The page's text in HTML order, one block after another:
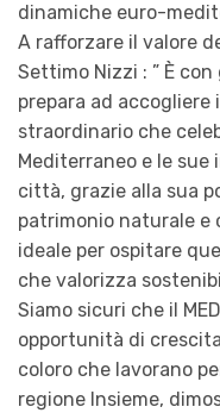
dinamiche euro-
A rafforzare il valore
Settimo Nizzi : ” È
prepara ad accogliere
straordinario che
Mediterraneo e le
città, grazie alla sua
patrimonio naturale e
ideale per ospitare
che valorizza
Siamo sicuri che il
opportunità di
coloro che lavorano
regione Insieme,